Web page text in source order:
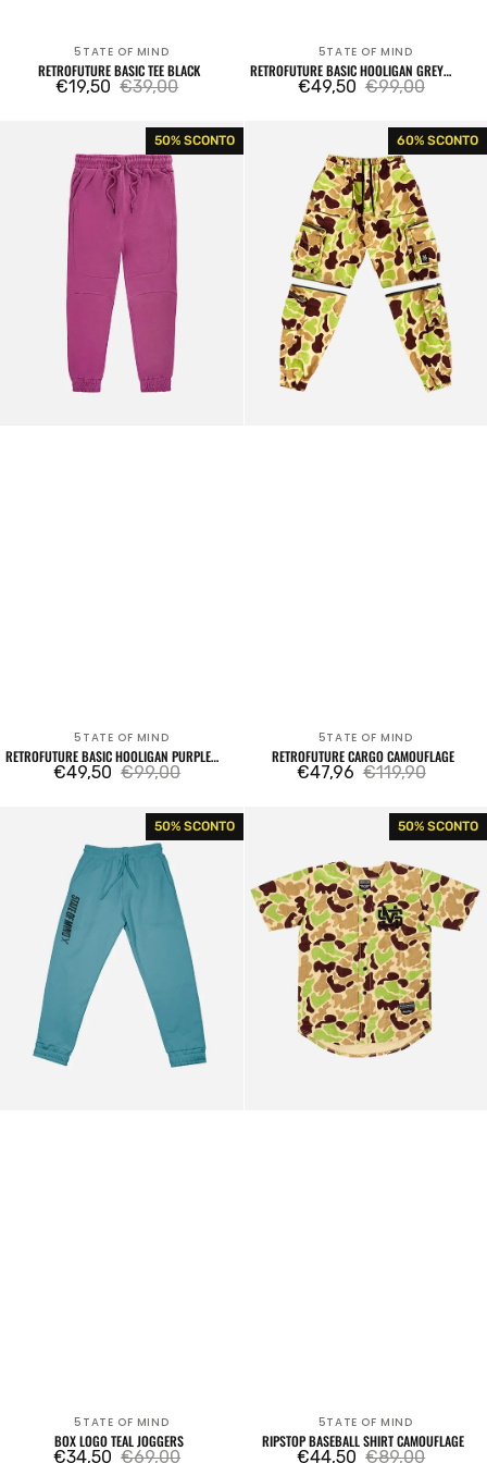
Venditore:
5TATE OF MIND
RETROFUTURE BASIC TEE BLACK
Prezzo
vendita
€19,50
Prezzo
regolare
€39,00
Venditore:
5TATE OF MIND
RETROFUTURE BASIC HOOLIGAN GREY
Prezzo
vendita
€49,50
Prezzo
regolare
€99,00
Hooligan
50% SCONTO
Venditore:
5TATE OF MIND
RETROFUTURE BASIC HOOLIGAN PURPLE
Prezzo
€49,50
Prezzo
regolare
€99,00
Retrofuture
cargo
camouflage
60% SCONTO
Venditore:
5TATE OF MIND
RETROFUTURE CARGO CAMOUFLAGE
Prezzo
€47,96
Prezzo
regolare
€119,90
Joggers
50% SCONTO
Venditore:
5TATE OF MIND
BOX LOGO TEAL JOGGERS
€34,50 €69,00
Ripstop
Baseball
Camouflage
50% SCONTO
Venditore:
5TATE OF MIND
RIPSTOP BASEBALL SHIRT CAMOUFLAGE
€44,50 €89,00